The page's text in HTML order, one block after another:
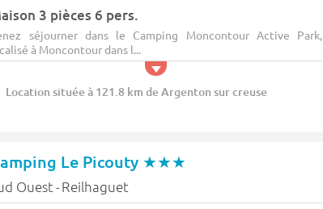
3 pièces 6 pers.
séjourner dans le Camping Moncontour Active Park,
à Moncontour dans l...
Location située à 121.8 km de Argenton sur creuse
Le Picouty ★★★
Ouest - Reilhaguet